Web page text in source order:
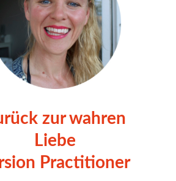
zur wahren
Liebe
Practitioner